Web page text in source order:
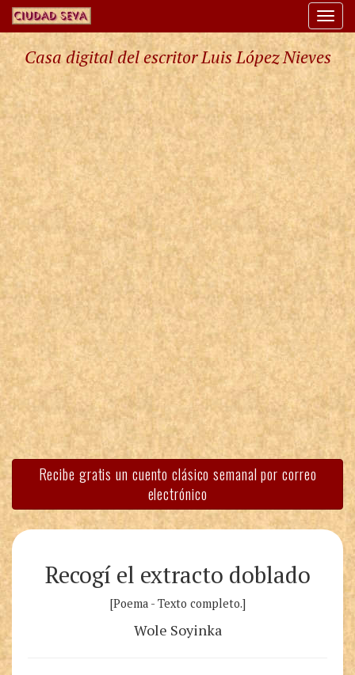
Casa digital del escritor Luis López Nieves
Recibe gratis un cuento clásico semanal por correo
electrónico
Recogí el extracto doblado
[Poema - Texto completo.]
Wole Soyinka